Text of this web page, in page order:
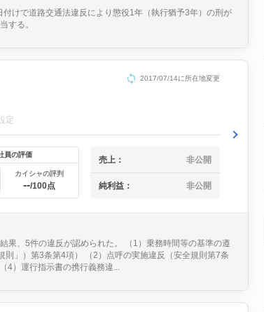
けで道路交通法違反により懲役1年（執行猶予3年）の刑が
する。
2017/07/14に所在地変更
定
員の評価
カイシャの評判
--/100点
売上： 非公開
純利益： 非公開
果、5件の違反が認められた。 （1）乗務時間等の基準の遵
」）第3条第4項） （2）点呼の実施違反（安全規則第7条
4）運行指示書の携行義務違...